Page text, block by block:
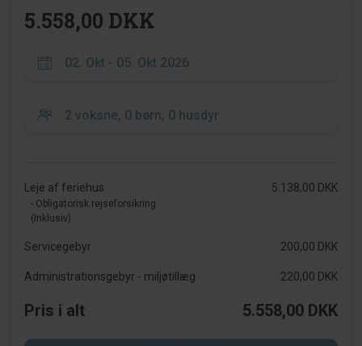
5.558,00 DKK
Leje af feriehus
- Obligatorisk rejseforsikring
(Inklusiv)
5.138,00 DKK
Servicegebyr 200,00 DKK
Administrationsgebyr - miljøtillæg 220,00 DKK
Pris i alt 5.558,00 DKK